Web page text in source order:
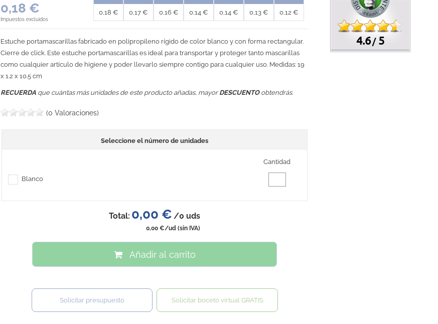
0,18 €
Impuestos excluidos
0,18 € 0,17 € 0,16 € 0,14 € 0,14 € 0,13 € 0,12 €
Estuche portamascarillas fabricado en polipropileno rígido de color blanco y con forma rectangular.
Cierre de click. Este estuche portamascarillas es ideal para transportar y proteger tanto mascarillas
como cualquier artículo de higiene y poder llevarlo siempre contigo para cualquier uso. Medidas: 19
x 1.2 x 10.5 cm
RECUERDA que cuántas más unidades de este producto añadas, mayor DESCUENTOobtendrás.
(0 Valoraciones)
Seleccione el número de unidades
Cantidad
Blanco
Total: 0,00 € /0 uds
0,00 €/ud(sin IVA)
Añadir al carrito
Solicitar presupuesto Solicitar boceto virtual GRATIS
4.6 /5